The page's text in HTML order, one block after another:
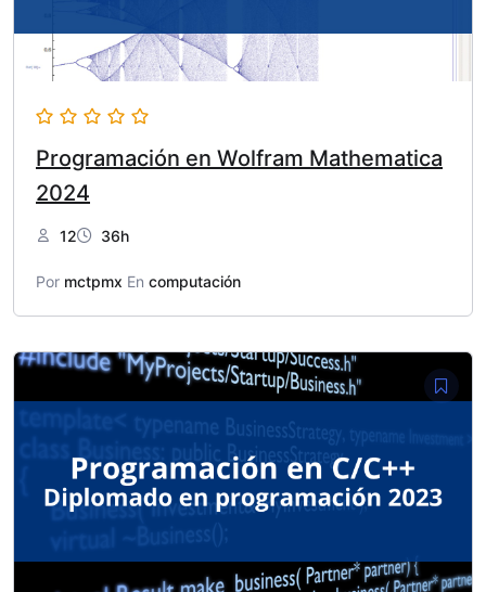
Programación en Wolfram Mathematica
2024
12 36h
Por mctpmx En computación